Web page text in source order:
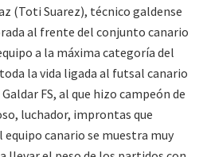
(Toti Suarez), técnico galdense
al frente del conjunto canario
a la máxima categoría del
la vida ligada al futsal canario
FS, al que hizo campeón de
luchador, improntas que
equipo canario se muestra muy